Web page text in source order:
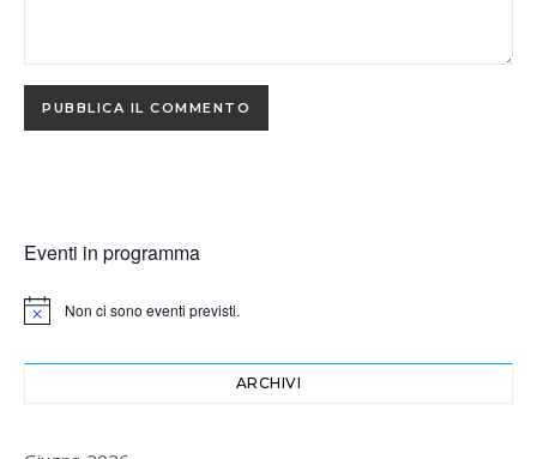
Eventi in programma
Notice Non ci sono eventi previsti.
ARCHIVI